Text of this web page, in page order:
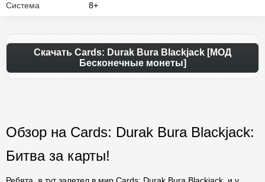
Система 8+
Скачать Cards: Durak Bura Blackjack [МОД
Бесконечные монеты]
Обзор на Cards: Durak Bura Blackjack:
Битва за карты!